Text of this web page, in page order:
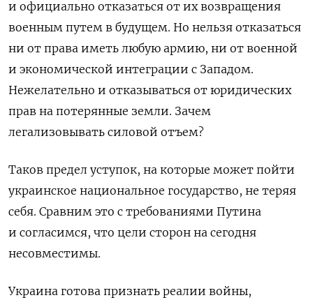
и официально отказаться от их возвращения
военным путем в будущем. Но нельзя отказаться
ни от права иметь любую армию, ни от военной
и экономической интеграции с Западом.
Нежелательно и отказываться от юридических
прав на потерянные земли. Зачем
легализовывать силовой отъем?
Таков предел уступок, на которые может пойти
украинское национальное государство, не теряя
себя. Сравним это с требованиями Путина
и согласимся, что цели сторон на сегодня
несовместимы.
Украина готова признать реалии войны,